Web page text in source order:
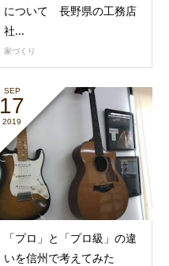
について 長野県の工務店
社...
家づくり
SEP
17
2019
「プロ」と「プロ級」の違
いを信州で考えてみた